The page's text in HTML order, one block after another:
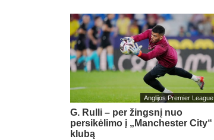
Anglijos Premier League
G. Rulli – per žingsnį nuo
persikėlimo į „Manchester City“
klubą